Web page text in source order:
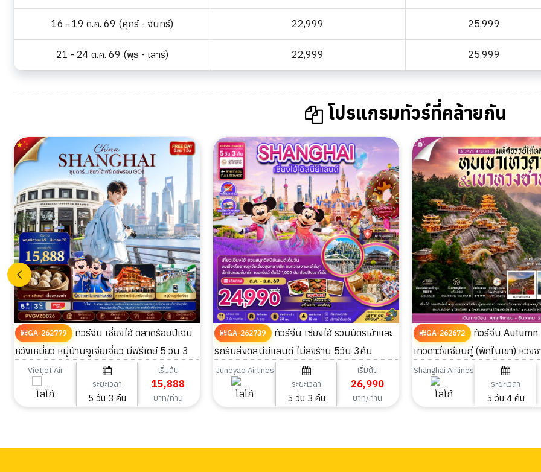
16 - 19 ต.ค. 69 (ศุกร์ - จันทร์) 22,999 25,999
21 - 24 ต.ค. 69 (พุธ - เสาร์) 22,999 25,999
โปรแกรมทัวร์ที่คล้ายกัน
GA-262779
ทัวร์จีน เซี่ยงไฮ้ ตลาดร้อยปีเฉิน
หวังเหมี่ยว หมู่บ้านจูเจียเจี่ยว มีฟรีเดย์ 5 วัน 3
Vietjet Air
ระยะเวลา
5 วัน 3 คืน
เริ่มต้น
15,888
บาท/ท่าน
GA-262739
ทัวร์จีน เซี่ยงไฮ้ รวมบัตรเข้าและ
รถรับส่งดิสนีย์แลนด์ ไม่ลงร้าน 5วัน 3คืน
Juneyao Airlines
ระยะเวลา
5 วัน 3 คืน
เริ่มต้น
26,990
บาท/ท่าน
GA-262672
ทัวร์จีน Autumn เซี่ยงไฮ้ หุบเขา
เทวดาวั่งเซียนกู่ (พักในเขา) หว
Shanghai Airlines
ระยะเวลา
5 วัน 4 คืน